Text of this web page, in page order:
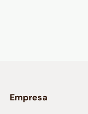
Empresa